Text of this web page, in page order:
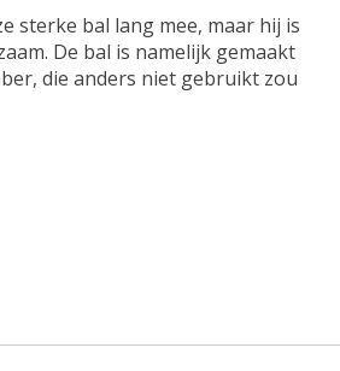
sterke bal lang mee, maar hij is
De bal is namelijk gemaakt
die anders niet gebruikt zou